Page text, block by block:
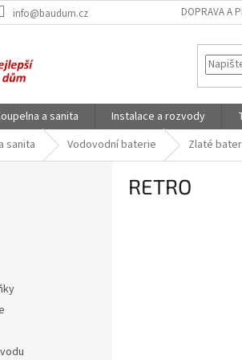
info@baudum.cz DOPRAVA A
a sanita Instalace a rozvody
sanita Vodovodní baterie Zlaté
RETRO